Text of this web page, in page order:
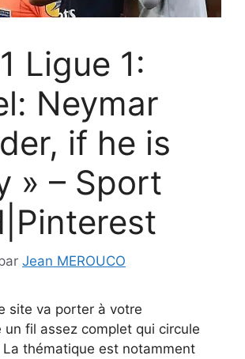
Ligue 1:
Neymar
if he is
» – Sport
Jean MEROUCO
site va porter à votre
un fil assez complet qui circule
thématique est notamment